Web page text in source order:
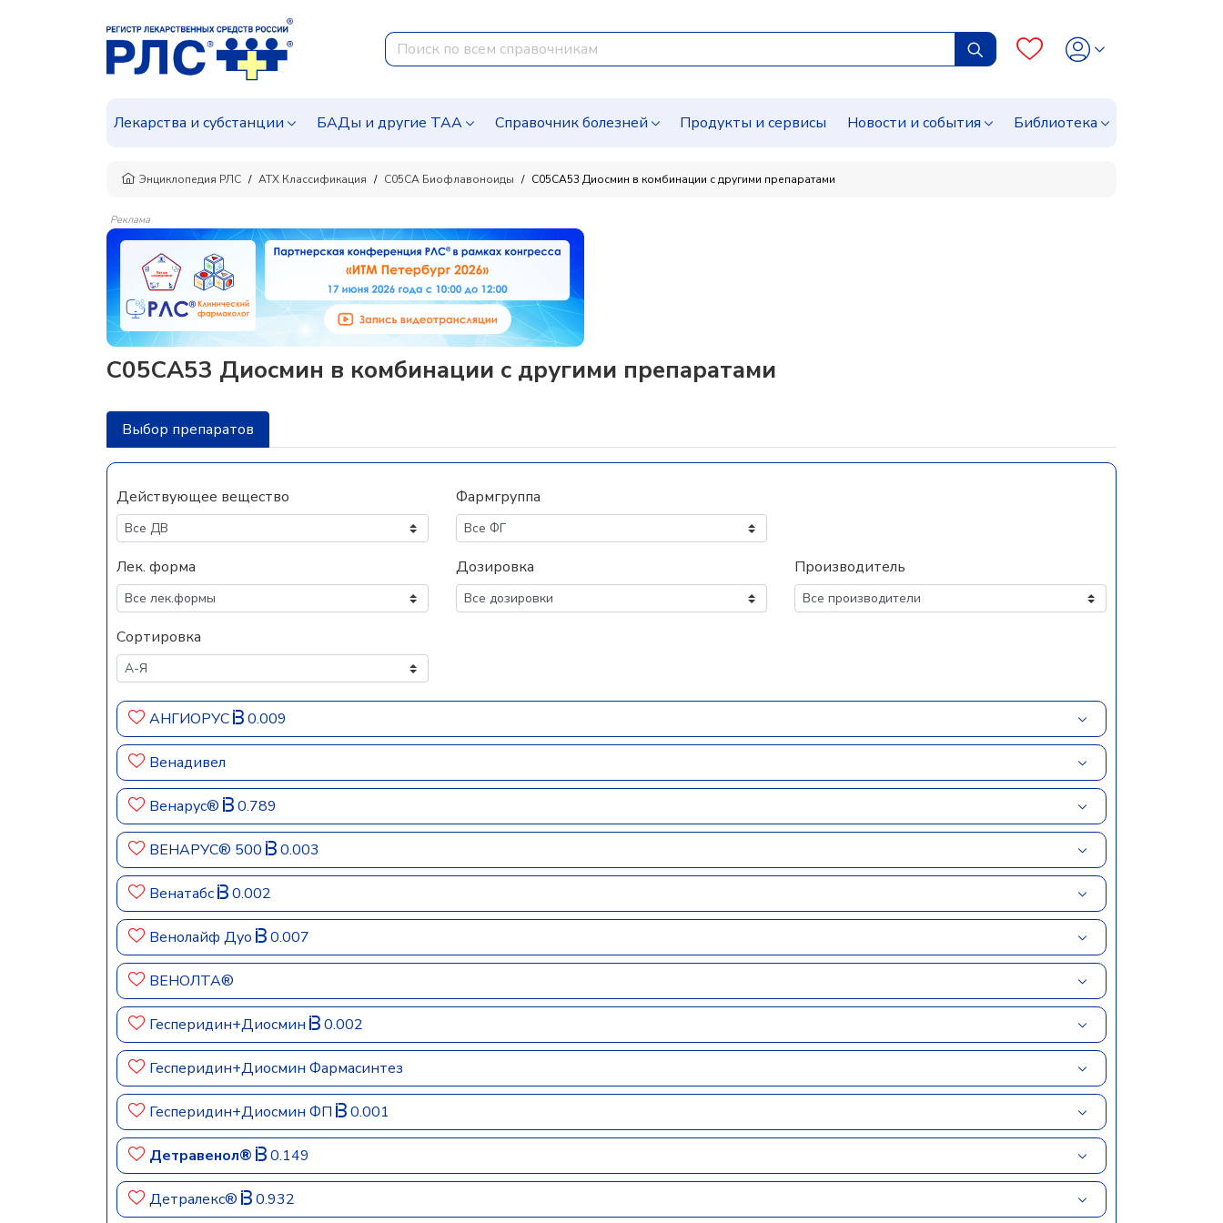
Лекарства и субстанции БАДы и другие ТАА Справочник болезней Продукты и сервисы Новости и события Библиотека
Энциклопедия РЛС АТХ Классификация C05CA Биофлавоноиды C05CA53 Диосмин в комбинации с другими препаратами
Реклама
C05CA53 Диосмин в комбинации с другими препаратами
Выбор препаратов
Действующее вещество Фармгруппа
Лек. форма Дозировка Производитель
Сортировка
АНГИОРУС 0.009
Венадивел
Венарус® 0.789
ВЕНАРУС® 500 0.003
Венатабс 0.002
Венолайф Дуо 0.007
ВЕНОЛТА®
Гесперидин+Диосмин 0.002
Гесперидин+Диосмин Фармасинтез
Гесперидин+Диосмин ФП 0.001
Детравенол® 0.149
Детралекс® 0.932